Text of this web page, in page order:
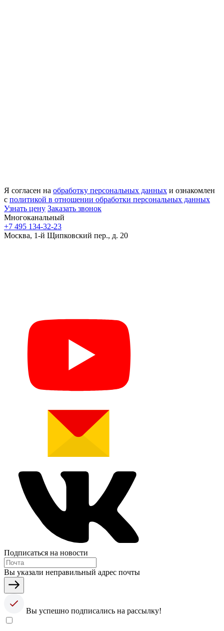
Я согласен на обработку персональных данных и ознакомлен
с политикой в отношении обработки персональных данных
Узнать цену Заказать звонок
Многоканальный
+7 495 134-32-23
Москва, 1-й Щипковский пер., д. 20
Подписаться на новости
Вы указали неправильный адрес почты
Вы успешно подписались на рассылку!